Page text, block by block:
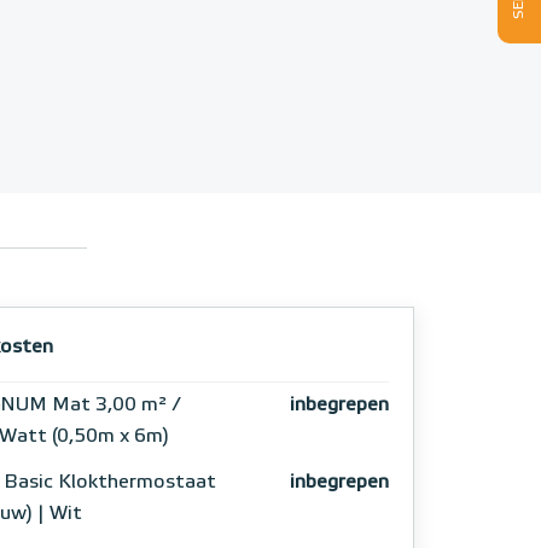
Mat 3,00 m² /
(0,50m x 6m)
inbegrepen
Basic Klokthermostaat
| Wit
inbegrepen